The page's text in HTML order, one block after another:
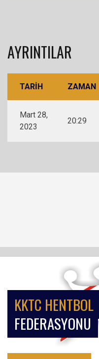
AYRINTILAR
TARIH ZAMAN
Mart 28,
2023
20:29
KKTC HENTBOL
FEDERASYONU